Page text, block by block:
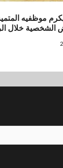
موظفيه
خلال الربع